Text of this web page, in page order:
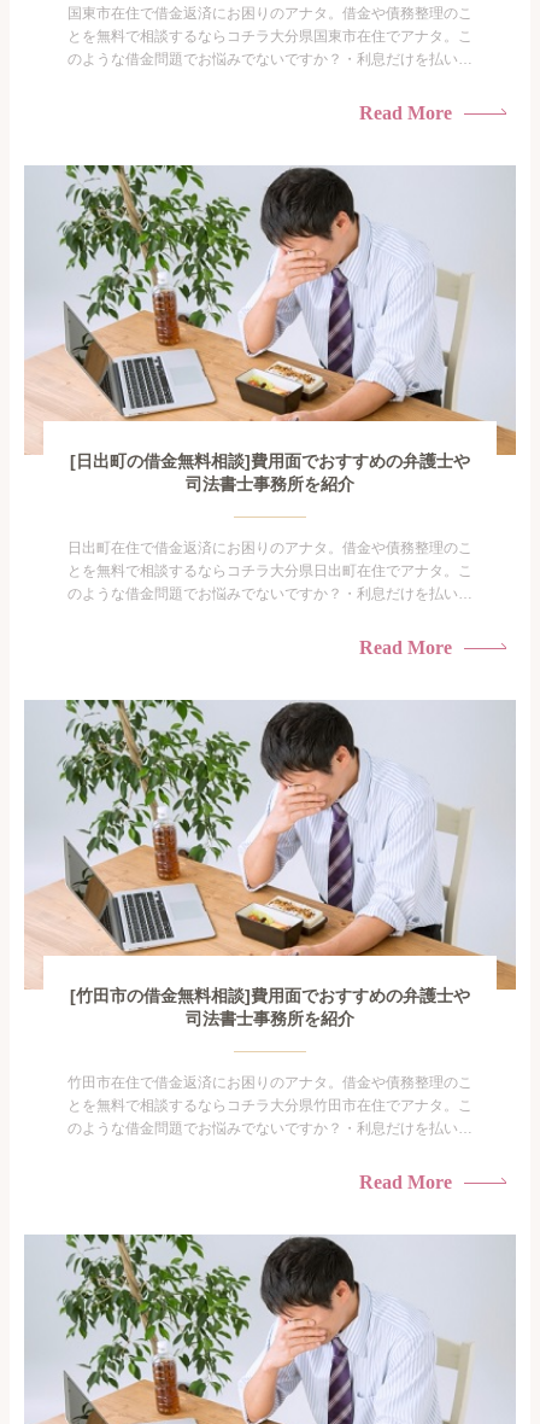
国東市在住で借金返済にお困りのアナタ。借金や債務整理のこ
とを無料で相談するならコチラ大分県国東市在住でアナタ。こ
のような借金問題でお悩みでないですか？・利息だけを払い続
られたくない・借金の催促、取り立てで憂鬱になる。・闇金に
がありま...
Read More
[日出町の借金無料相談]費用面でおすすめの弁護士や
司法書士事務所を紹介
日出町在住で借金返済にお困りのアナタ。借金や債務整理のこ
とを無料で相談するならコチラ大分県日出町在住でアナタ。こ
のような借金問題でお悩みでないですか？・利息だけを払い続
られたくない・借金の催促、取り立てで憂鬱になる。・闇金に
がありま...
Read More
[竹田市の借金無料相談]費用面でおすすめの弁護士や
司法書士事務所を紹介
竹田市在住で借金返済にお困りのアナタ。借金や債務整理のこ
とを無料で相談するならコチラ大分県竹田市在住でアナタ。こ
のような借金問題でお悩みでないですか？・利息だけを払い続
られたくない・借金の催促、取り立てで憂鬱になる。・闇金に
がありま...
Read More